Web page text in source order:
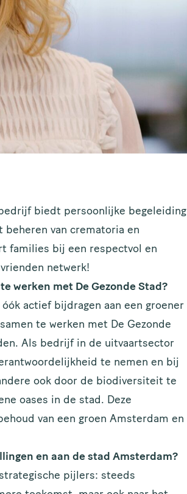
biedt persoonlijke begeleiding
beheren van crematoria en
families bij een respectvol en
netwerk!
werken met De Gezonde Stad?
actief bijdragen aan een groener
te werken met De Gezonde
Als bedrijf in de uitvaartsector
te nemen en bij
ook door de biodiversiteit te
oases in de stad. Deze
van een groen Amsterdam en
en aan de stad Amsterdam?
pijlers: steeds